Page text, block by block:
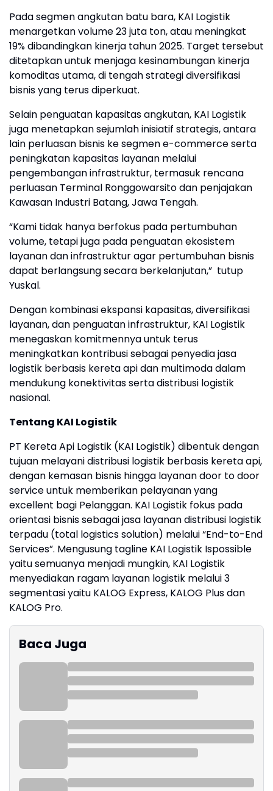
Pada segmen angkutan batu bara, KAI Logistik
menargetkan volume 23 juta ton, atau meningkat
19% dibandingkan kinerja tahun 2025. Target tersebut
ditetapkan untuk menjaga kesinambungan kinerja
komoditas utama, di tengah strategi diversifikasi
bisnis yang terus diperkuat.
Selain penguatan kapasitas angkutan, KAI Logistik
juga menetapkan sejumlah inisiatif strategis, antara
lain perluasan bisnis ke segmen e-commerce serta
peningkatan kapasitas layanan melalui
pengembangan infrastruktur, termasuk rencana
perluasan Terminal Ronggowarsito dan penjajakan
Kawasan Industri Batang, Jawa Tengah.
“Kami tidak hanya berfokus pada pertumbuhan
volume, tetapi juga pada penguatan ekosistem
layanan dan infrastruktur agar pertumbuhan bisnis
dapat berlangsung secara berkelanjutan,” tutup
Yuskal.
Dengan kombinasi ekspansi kapasitas, diversifikasi
layanan, dan penguatan infrastruktur, KAI Logistik
menegaskan komitmennya untuk terus
meningkatkan kontribusi sebagai penyedia jasa
logistik berbasis kereta api dan multimoda dalam
mendukung konektivitas serta distribusi logistik
nasional.
Tentang KAI Logistik
PT Kereta Api Logistik (KAI Logistik) dibentuk dengan
tujuan melayani distribusi logistik berbasis kereta api,
dengan kemasan bisnis hingga layanan door to door
service untuk memberikan pelayanan yang
excellent bagi Pelanggan. KAI Logistik fokus pada
orientasi bisnis sebagai jasa layanan distribusi logistik
terpadu (total logistics solution) melalui “End-to-End
Services”. Mengusung tagline KAI Logistik Ispossible
yaitu semuanya menjadi mungkin, KAI Logistik
menyediakan ragam layanan logistik melalui 3
segmentasi yaitu KALOG Express, KALOG Plus dan
KALOG Pro.
Baca Juga